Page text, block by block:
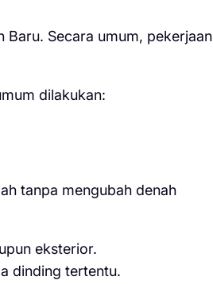
Baru. Secara umum, pekerjaan
dilakukan:
tanpa mengubah denah
eksterior.
dinding tertentu.